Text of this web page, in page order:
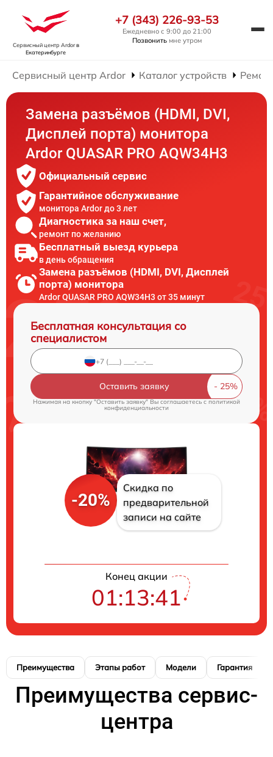
Сервисный центр Ardorв
Екатеринбурге
+7 (343) 226-93-53
Ежедневно с 9:00 до 21:00
Позвонить мне утром
Сервисный центр Ardor Каталог устройств
Замена разъёмов (HDMI, DVI,
Дисплей порта) монитора
Ardor QUASAR PRO AQW34H3
Официальный сервис
Гарантийное обслуживание
монитора Ardor до 3 лет
Диагностика за наш счет,
ремонт по желанию
Бесплатный выезд курьера
в день обращения
Замена разъёмов (HDMI, DVI, Дисплей
порта) монитора
Ardor QUASAR PRO AQW34H3 от 35 минут
Бесплатная консультация со
специалистом
Оставить заявку
Нажимая на кнопку "Оставить заявку" Вы соглашаетесь cполитикой
конфиденциальности
-20%
Скидка по
предварительной
записи на сайте
Конец акции
01:13:40
Преимущества Этапы работ Модели Гарантия
Преимущества сервис-
центра